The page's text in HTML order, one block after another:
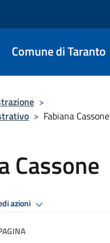
Comune di Taranto
>
> Fabiana Cassone
Cassone
azioni